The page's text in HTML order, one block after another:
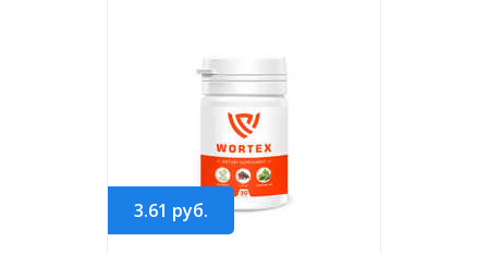
3.61 руб.